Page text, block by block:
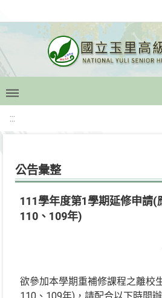
:::
公告彙整
111學年度第1學期延修申請(
110、109年)
欲參加本學期重補修課程之離校